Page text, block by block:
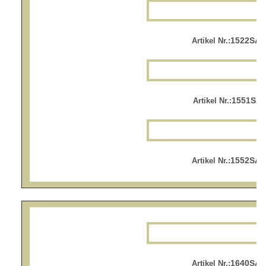
Artikel Nr.:
Artikel Nr.:
Artikel Nr.:
Artikel Nr.: